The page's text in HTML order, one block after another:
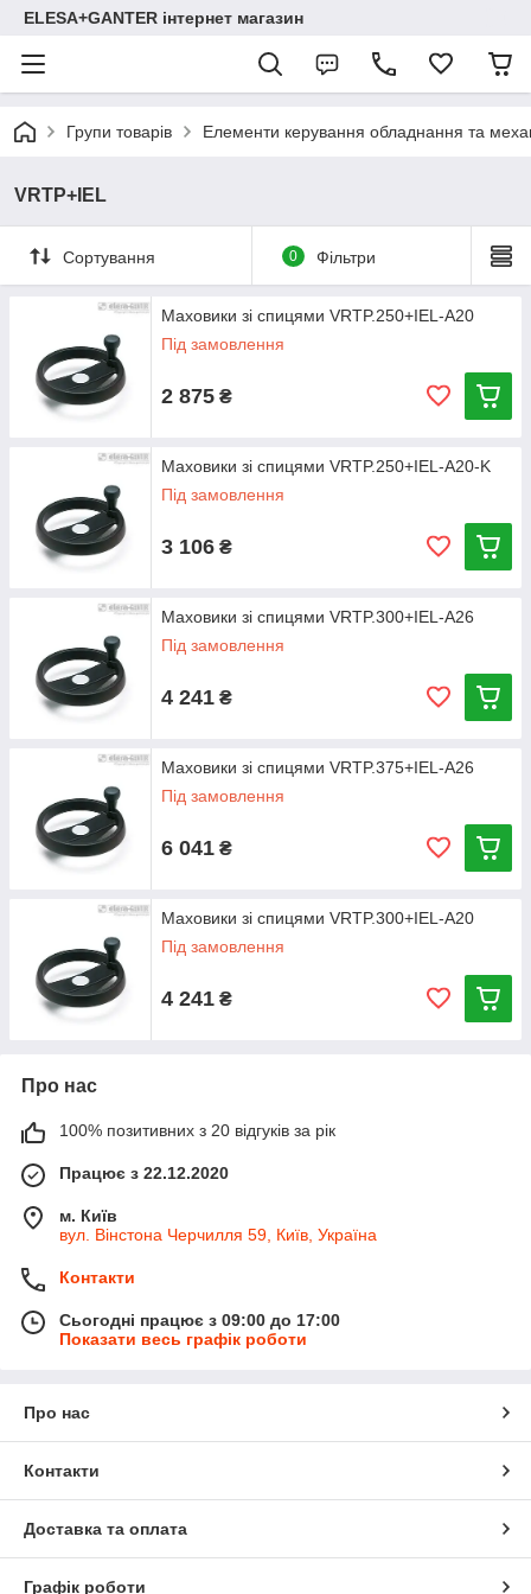
ELESA+GANTER інтернет магазин
Групи товарів Елементи керування обладнання та
VRTP+IEL
Сортування 0 Фільтри
Маховики зі спицями VRTP.250+IEL-A20
Під замовлення
2 875 ₴
Маховики зі спицями VRTP.250+IEL-A20-K
Під замовлення
3 106 ₴
Маховики зі спицями VRTP.300+IEL-A26
Під замовлення
4 241 ₴
Маховики зі спицями VRTP.375+IEL-A26
Під замовлення
6 041 ₴
Маховики зі спицями VRTP.300+IEL-A20
Під замовлення
4 241 ₴
Про нас
100% позитивних з 20 відгуків за рік
Працює з 22.12.2020
м. Київ
вул. Вінстона Черчилля 59, Київ, Україна
Контакти
Сьогодні працює з 09:00 до 17:00
Показати весь графік роботи
Про нас
Контакти
Доставка та оплата
Графік роботи